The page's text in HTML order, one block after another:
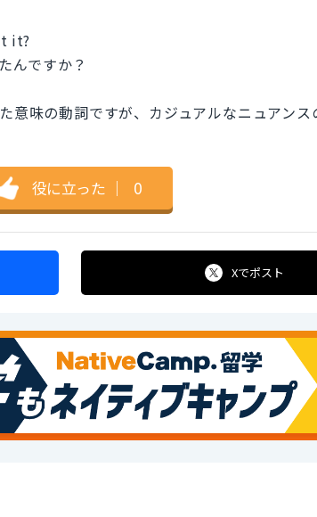
it?
んですか？
味の動詞ですが、カジュアルなニュアンス
役に立った ｜ 0
Xでポスト